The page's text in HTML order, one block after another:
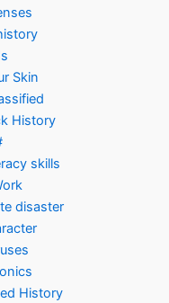
Skin
History
skills
disaster
History